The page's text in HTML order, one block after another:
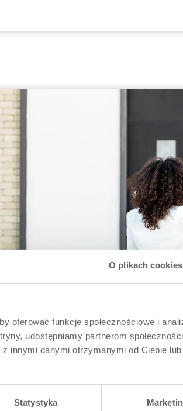
O plikach cookies
oferować funkcje społecznościowe i
udostępniamy partnerom
innymi danymi otrzymanymi od Ciebie lub
Statystyka